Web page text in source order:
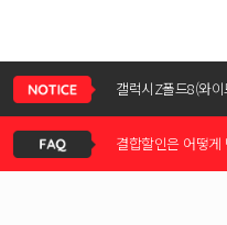
신청서 조회는 어
결합할인은 어떻게